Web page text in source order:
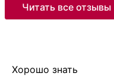
Читать все отзывы
Хорошо знать